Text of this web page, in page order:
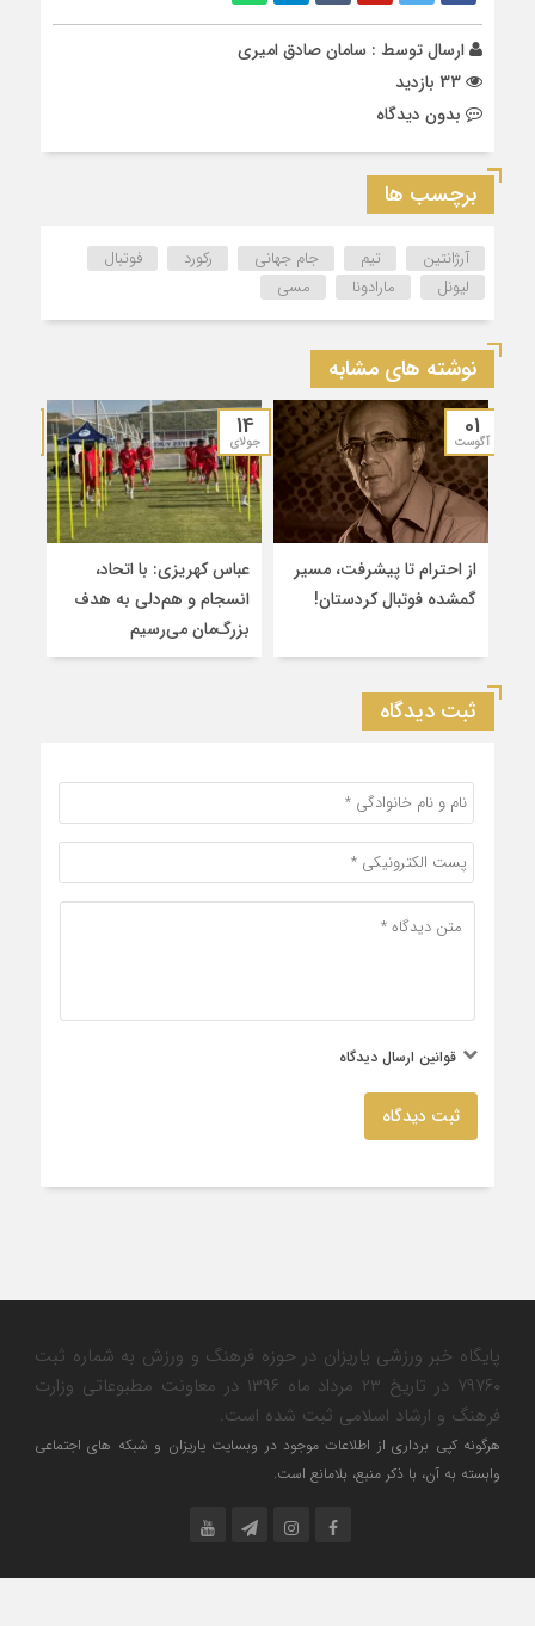
ارسال توسط : سامان صادق امیری
بدون دیدگاه
برچسب ها
آرژانتین تیم جام جهانی رکورد
فوتبال
لیونل
مارادونا مسی
نوشته های مشابه
01
آگوست
از احترام تا پیشرفت، مسیر
گمشده فوتبال کردستان!
14
جولای
عباس کهریزی: با اتحاد،
انسجام و هم‌دلی به هدف
بزرگ‌مان می‌رسیم
ثبت دیدگاه
قوانین ارسال دیدگاه
ثبت دیدگاه
پایگاه خبر ورزشی یاریزان در حوزه فرهنگ و ورزش به شماره ثبت
۷۹۷۶۰ در تاریخ ۲۳ مرداد ماه ۱۳۹۶ در معاونت مطبوعاتی وزارت
فرهنگ و ارشاد اسلامی ثبت شده است.
هرگونه کپی برداری از اطلاعات موجود در وبسایت یاریزان و شبکه های اجتماعی
وابسته به آن، با ذکر منبع، بلامانع است.